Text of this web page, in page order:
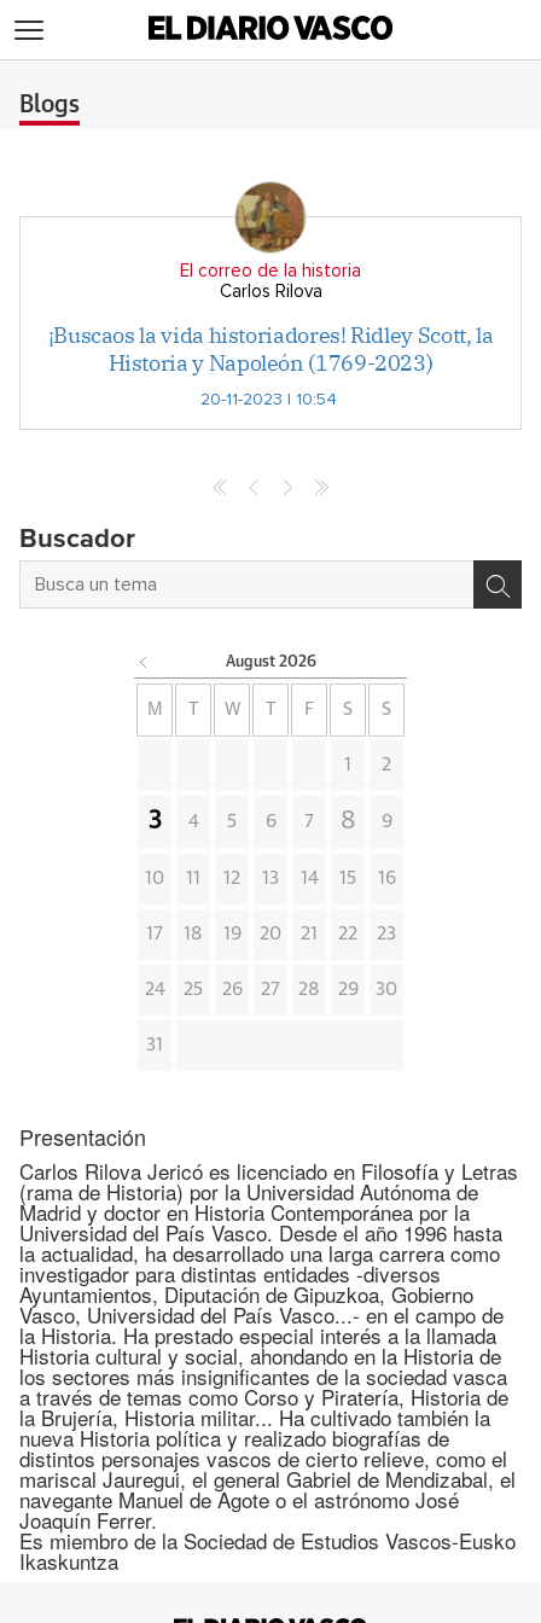
Blogs
El correo de la historia
Carlos Rilova
¡Buscaos la vida historiadores! Ridley Scott, la
Historia y Napoleón (1769-2023)
20-11-2023 | 10:54
Buscador
August 2026
M W F S S
1 2
3 4 5 6 7 8 9
10 11 12 13 14 15 16
17 18 19 20 21 22 23
24 25 26 27 28 29 30
31
Presentación
Carlos Rilova Jericó es licenciado en Filosofía y Letras
(rama de Historia) por la Universidad Autónoma de
Madrid y doctor en Historia Contemporánea por la
Universidad del País Vasco. Desde el año 1996 hasta
la actualidad, ha desarrollado una larga carrera como
investigador para distintas entidades -diversos
Ayuntamientos, Diputación de Gipuzkoa, Gobierno
Vasco, Universidad del País Vasco...- en el campo de
la Historia. Ha prestado especial interés a la llamada
Historia cultural y social, ahondando en la Historia de
los sectores más insignificantes de la sociedad vasca
a través de temas como Corso y Piratería, Historia de
la Brujería, Historia militar... Ha cultivado también la
nueva Historia política y realizado biografías de
distintos personajes vascos de cierto relieve, como el
mariscal Jauregui, el general Gabriel de Mendizabal, el
navegante Manuel de Agote o el astrónomo José
Joaquín Ferrer.
Es miembro de la Sociedad de Estudios Vascos-Eusko
Ikaskuntza